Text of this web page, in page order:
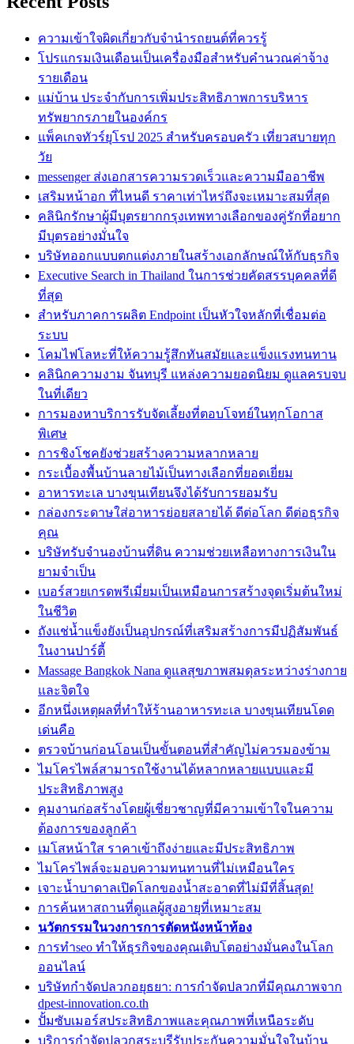
ความเข้าใจผิดเกี่ยวกับจำนำรถยนต์ที่ควรรู้
โปรแกรมเงินเดือนเป็นเครื่องมือสำหรับคำนวณค่าจ้าง
รายเดือน
แม่บ้าน ประจำกับการเพิ่มประสิทธิภาพการบริหาร
ทรัพยากรภายในองค์กร
แพ็คเกจทัวร์ยุโรป 2025 สำหรับครอบครัว เที่ยวสบายทุก
วัย
messenger ส่งเอกสารความรวดเร็วและความมืออาชีพ
เสริมหน้าอก ที่ไหนดี ราคาเท่าไหร่ถึงจะเหมาะสมที่สุด
คลินิกรักษาผู้มีบุตรยากกรุงเทพทางเลือกของคู่รักที่อยาก
มีบุตรอย่างมั่นใจ
บริษัทออกแบบตกแต่งภายในสร้างเอกลักษณ์ให้กับธุรกิจ
Executive Search in Thailand ในการช่วยคัดสรรบุคคลที่ดี
ที่สุด
สำหรับภาคการผลิต Endpoint เป็นหัวใจหลักที่เชื่อมต่อ
ระบบ
โคมไฟโลหะที่ให้ความรู้สึกทันสมัยและแข็งแรงทนทาน
คลินิกความงาม จันทบุรี แหล่งความยอดนิยม ดูแลครบจบ
ในที่เดียว
การมองหาบริการรับจัดเลี้ยงที่ตอบโจทย์ในทุกโอกาส
พิเศษ
การชิงโชคยังช่วยสร้างความหลากหลาย
กระเบื้องพื้นบ้านลายไม้เป็นทางเลือกที่ยอดเยี่ยม
อาหารทะเล บางขุนเทียนจึงได้รับการยอมรับ
กล่องกระดาษใส่อาหารย่อยสลายได้ ดีต่อโลก ดีต่อธุรกิจ
คุณ
บริษัทรับจำนองบ้านที่ดิน ความช่วยเหลือทางการเงินใน
ยามจำเป็น
เบอร์สวยเกรดพรีเมี่ยมเป็นเหมือนการสร้างจุดเริ่มต้นใหม่
ในชีวิต
ถังแช่น้ำแข็งยังเป็นอุปกรณ์ที่เสริมสร้างการมีปฏิสัมพันธ์
ในงานปาร์ตี้
Massage Bangkok Nana ดูแลสุขภาพสมดุลระหว่างร่างกาย
และจิตใจ
อีกหนึ่งเหตุผลที่ทำให้ร้านอาหารทะเล บางขุนเทียนโดด
เด่นคือ
ตรวจบ้านก่อนโอนเป็นขั้นตอนที่สำคัญไม่ควรมองข้าม
ไมโครไพล์สามารถใช้งานได้หลากหลายแบบและมี
ประสิทธิภาพสูง
คุมงานก่อสร้างโดยผู้เชี่ยวชาญที่มีความเข้าใจในความ
ต้องการของลูกค้า
เมโสหน้าใส ราคาเข้าถึงง่ายและมีประสิทธิภาพ
ไมโครไพล์จะมอบความทนทานที่ไม่เหมือนใคร
เจาะน้ำบาดาลเปิดโลกของน้ำสะอาดที่ไม่มีที่สิ้นสุด!
การค้นหาสถานที่ดูแลผู้สูงอายุที่เหมาะสม
นวัตกรรมในวงการการตัดหนังหน้าท้อง
การทำseo ทำให้ธุรกิจของคุณเติบโตอย่างมั่นคงในโลก
ออนไลน์
บริษัทกำจัดปลวกอยุธยา: การกำจัดปลวกที่มีคุณภาพจาก
dpest-innovation.co.th
ปั้มซับเมอร์สประสิทธิภาพและคุณภาพที่เหนือระดับ
บริการกำจัดปลวกสระบุรีรับประกันความมั่นใจในบ้าน